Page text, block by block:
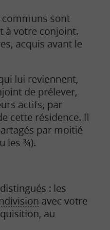
communs sont
à votre conjoint.
acquis avant le
lui reviennent,
de prélever,
actifs, par
cette résidence. Il
par moitié
les ¾).
: les
avec votre
au